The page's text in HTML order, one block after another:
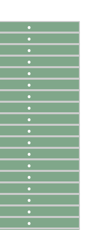
●
●
●
●
●
●
●
●
●
●
●
●
●
●
●
●
●
●